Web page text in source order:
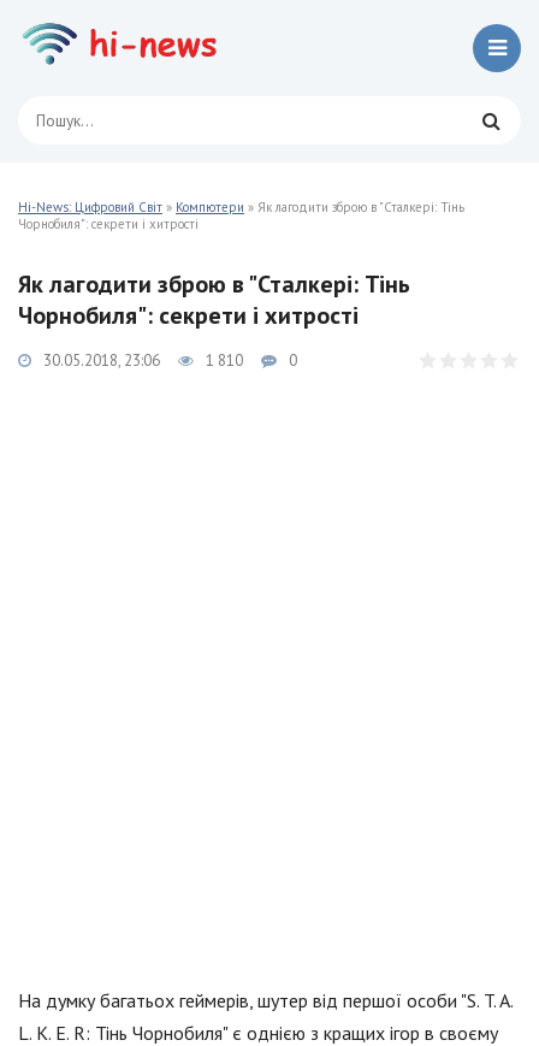
Hi-News: Цифровий Світ » Компютери » Як лагодити зброю в "Сталкері: Тінь
Чорнобиля": секрети і хитрості
Як лагодити зброю в "Сталкері: Тінь
Чорнобиля": секрети і хитрості
30.05.2018, 23:06 1 810 0
На думку багатьох геймерів, шутер від першої особи "S. T. A.
L. K. E. R: Тінь Чорнобиля" є однією з кращих ігор в своєму